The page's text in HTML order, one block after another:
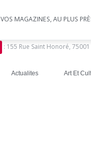
VOS MAGAZINES, AU PLUS
: 155 Rue Saint Honoré,
Actualites Art Et